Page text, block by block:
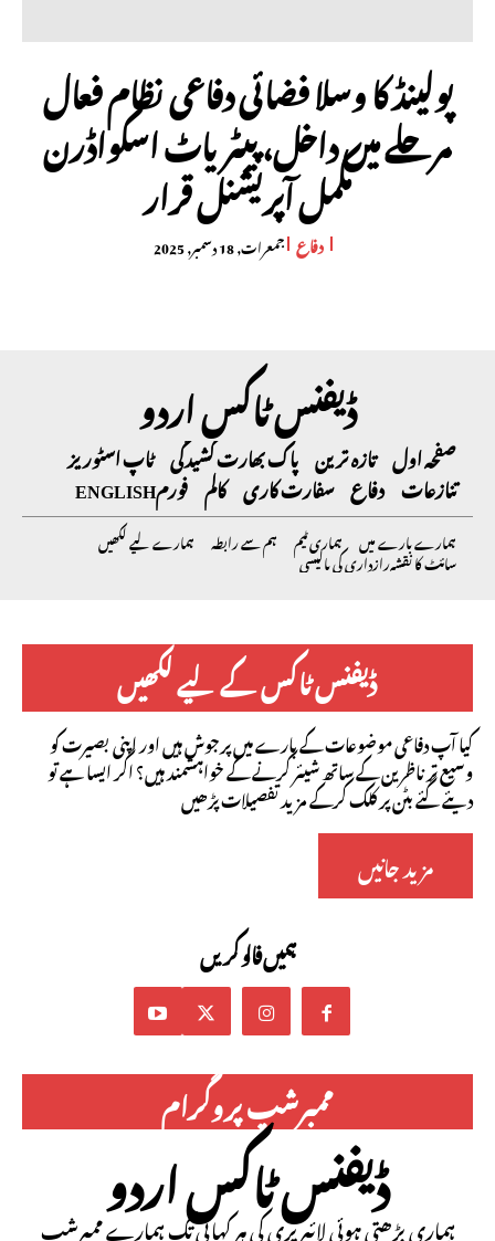
پولینڈ کا وسلا فضائی دفاعی نظام فعال
مرحلے میں داخل، پیٹریاٹ اسکواڈرن
مکمل آپریشنل قرار
دفاع جمعرات, 18 دسمبر, 2025
ڈیفنس ٹاکس اردو
صفحہ اول تازہ ترین پاک بھارت کشیدگی ٹاپ اسٹوریز
تنازعات دفاع سفارت کاری کالم فورمENGLISH
ہمارے بارے میں ہماری ٹیم ہم سے رابطہ ہمارے لیے لکھیں
سائٹ کا نقشہرازداری کی پالیسی
ڈیفنس ٹاکس کے لیے لکھیں
کیا آپ دفاعی موضوعات کے بارے میں پرجوش ہیں اور اپنی بصیرت کو
وسیع تر ناظرین کے ساتھ شیئر کرنے کے خواہشمند ہیں؟ اگر ایسا ہے تو
دیئے گئے بٹن پر کلک کرکے مزید تفصیلات پڑھیں
مزید جانیں
ہمیں فالو کریں
ممبرشپ پروگرام
ڈیفنس ٹاکس اردو
ہماری بڑھتی ہوئی لائبریری کی ہر کہانی تک ہمارے ممبرشپ